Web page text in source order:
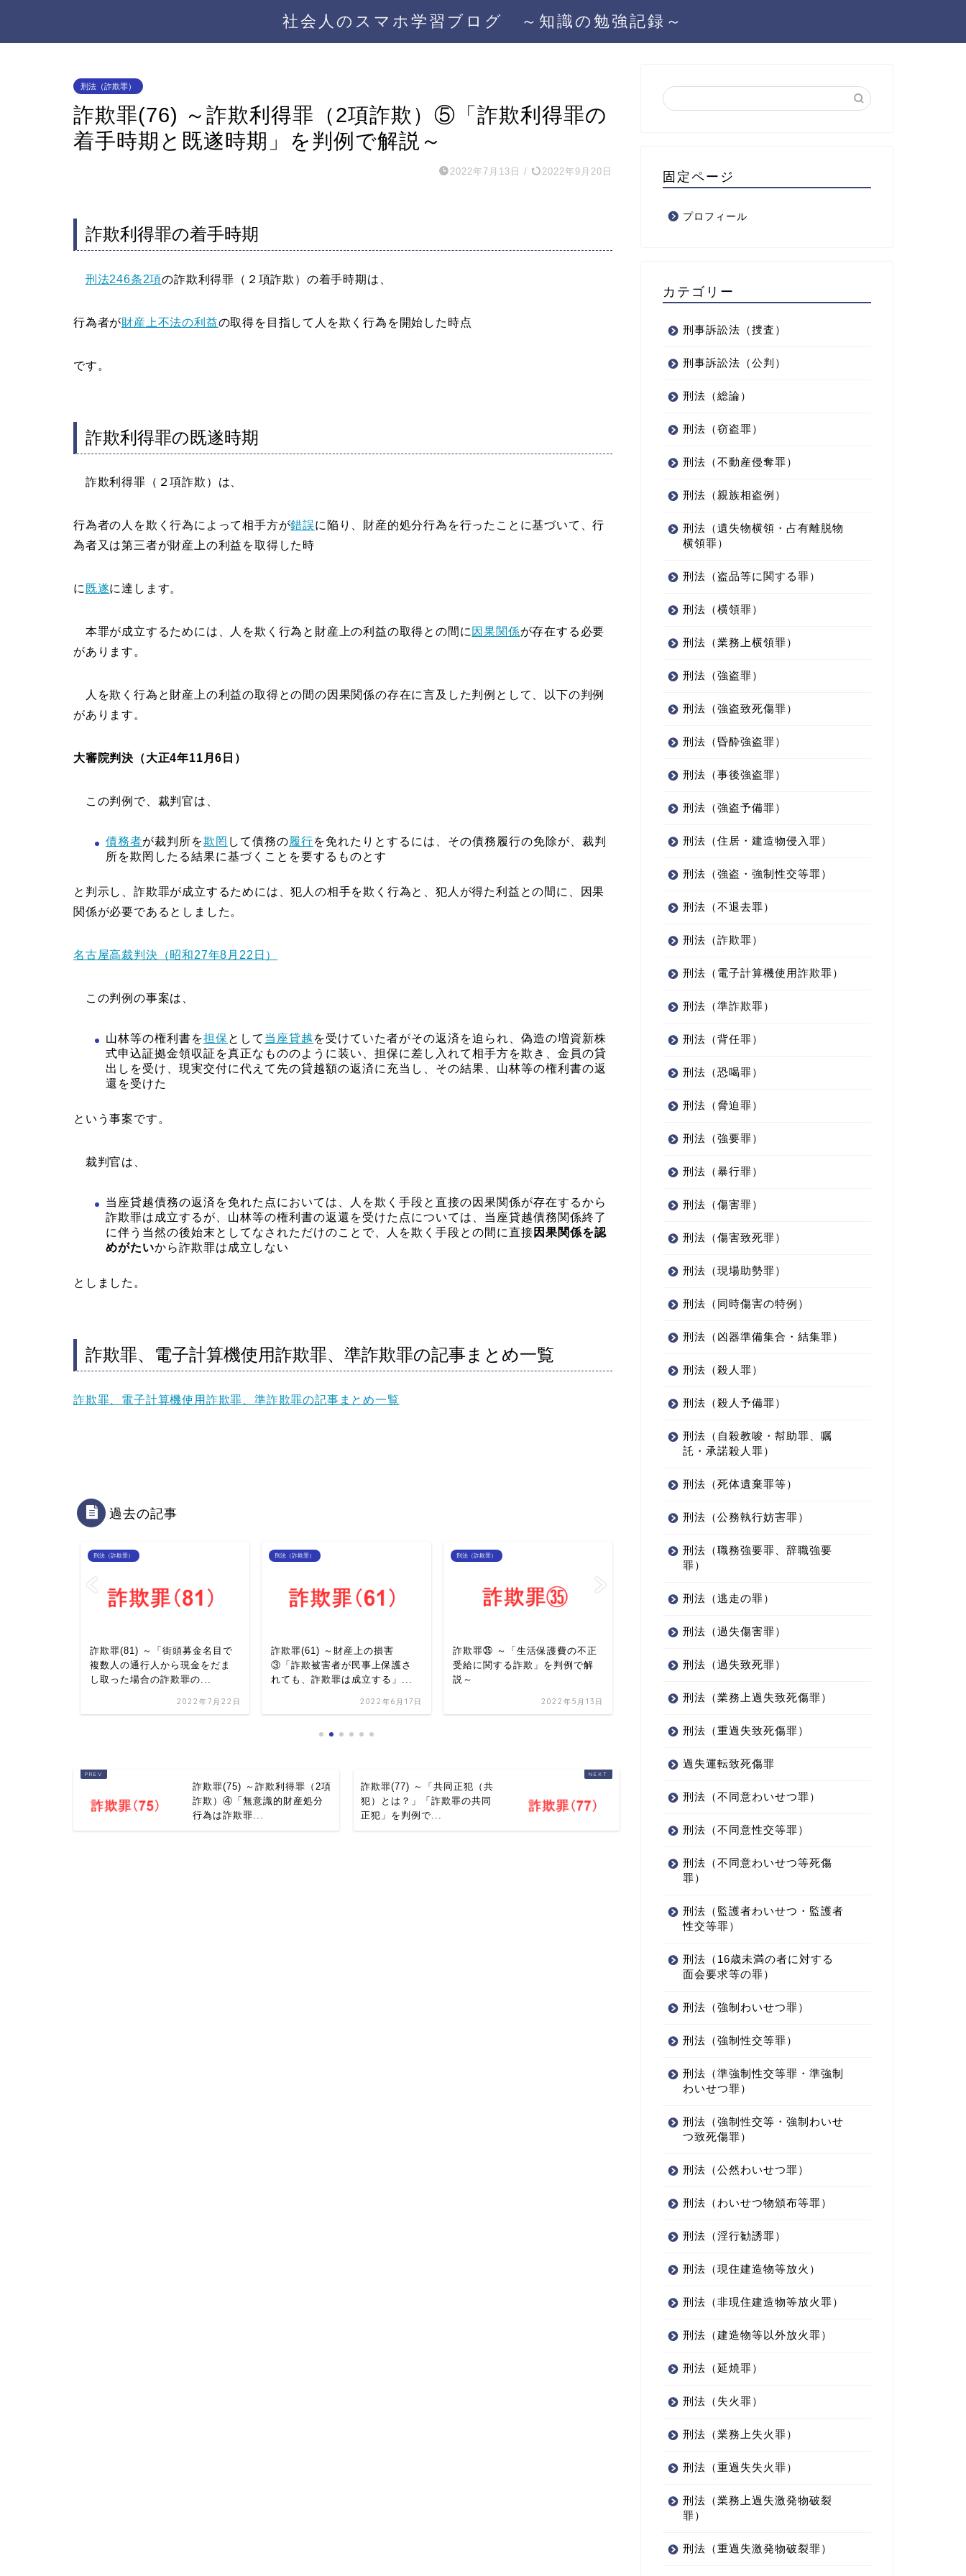
社会人のスマホ学習ブログ ～知識の勉強記録～
刑法（詐欺罪）
詐欺罪(76) ～詐欺利得罪（2項詐欺）⑤「詐欺利得罪の
着手時期と既遂時期」を判例で解説～
2022年7月13日 / 2022年9月20日
詐欺利得罪の着手時期
刑法246条2項の詐欺利得罪（２項詐欺）の着手時期は、
行為者が財産上不法の利益の取得を目指して人を欺く行為を開始した時点
です。
詐欺利得罪の既遂時期
詐欺利得罪（２項詐欺）は、
行為者の人を欺く行為によって相手方が錯誤に陥り、財産的処分行為を行ったことに基づいて、行
為者又は第三者が財産上の利益を取得した時
に 既遂に達します。
本罪が成立するためには、人を欺く行為と財産上の利益の取得との間に 因果関係が存在する必要
があります。
人を欺く行為と財産上の利益の取得との間の因果関係の存在に言及した判例として、以下の判例
があります。
大審院判決（大正4年11月6日）
この判例で、裁判官は、
債務者が裁判所を欺罔 して債務の履行を免れたりとするには、その債務履行の免除が、裁判
所を欺罔したる結果に基づくことを要するものとす
と判示し、詐欺罪が成立するためには、犯人の相手を欺く行為と、犯人が得た利益との間に、因果
関係が必要であるとしました。
名古屋高裁判決（昭和27年8月22日）
この判例の事案は、
山林等の権利書を担保 として 当座貸越 を受けていた者がその返済を迫られ、偽造の増資新株
式申込証拠金領収証を真正なもののように装い、担保に差し入れて相手方を欺き、金員の貸
出しを受け、現実交付に代えて先の貸越額の返済に充当し、その結果、山林等の権利書の返
還を受けた
という事案です。
裁判官は、
当座貸越債務の返済を免れた点においては、人を欺く手段と直接の因果関係が存在するから
詐欺罪は成立するが、山林等の権利書の返還を受けた点については、当座貸越債務関係終了
に伴う当然の後始末としてなされただけのことで、人を欺く手段との間に直接 因果関係を認
めがたいから詐欺罪は成立しない
としました。
詐欺罪、電子計算機使用詐欺罪、準詐欺罪の記事まとめ一覧
詐欺罪、電子計算機使用詐欺罪、準詐欺罪の記事まとめ一覧
過去の記事
刑法（詐欺罪）
詐欺罪(81) ～「街頭募金名目で
複数人の通行人から現金をだま
し取った場合の詐欺罪の...
2022年7月22日
刑法（詐欺罪）
詐欺罪(61) ～財産上の損害
③「詐欺被害者が民事上保護さ
れても、詐欺罪は成立する」...
2022年6月17日
刑法（詐欺罪）
詐欺罪㉟ ～「生活保護費の不正
受給に関する詐欺」を判例で解
説～
2022年5月13日
刑法（詐欺罪）
親族相盗例（親族間の犯罪に関
2022年8月7日
刑法（詐欺罪）
詐欺罪(75) ～詐欺利得罪（2項
詐欺）④「無意識的財産処分
行為は詐欺罪...
詐欺罪(77) ～「共同正犯（共
犯）とは？」「詐欺罪の共同
正犯」を判例で...
固定ページ
プロフィール
カテゴリー
刑事訴訟法（捜査）
刑事訴訟法（公判）
刑法（総論）
刑法（窃盗罪）
刑法（不動産侵奪罪）
刑法（親族相盗例）
刑法（遺失物横領・占有離脱物
横領罪）
刑法（盗品等に関する罪）
刑法（横領罪）
刑法（業務上横領罪）
刑法（強盗罪）
刑法（強盗致死傷罪）
刑法（昏酔強盗罪）
刑法（事後強盗罪）
刑法（強盗予備罪）
刑法（住居・建造物侵入罪）
刑法（強盗・強制性交等罪）
刑法（不退去罪）
刑法（詐欺罪）
刑法（電子計算機使用詐欺罪）
刑法（準詐欺罪）
刑法（背任罪）
刑法（恐喝罪）
刑法（脅迫罪）
刑法（強要罪）
刑法（暴行罪）
刑法（傷害罪）
刑法（傷害致死罪）
刑法（現場助勢罪）
刑法（同時傷害の特例）
刑法（凶器準備集合・結集罪）
刑法（殺人罪）
刑法（殺人予備罪）
刑法（自殺教唆・幇助罪、嘱
託・承諾殺人罪）
刑法（死体遺棄罪等）
刑法（公務執行妨害罪）
刑法（職務強要罪、辞職強要
罪）
刑法（逃走の罪）
刑法（過失傷害罪）
刑法（過失致死罪）
刑法（業務上過失致死傷罪）
刑法（重過失致死傷罪）
過失運転致死傷罪
刑法（不同意わいせつ罪）
刑法（不同意性交等罪）
刑法（不同意わいせつ等死傷
罪）
刑法（監護者わいせつ・監護者
性交等罪）
刑法（16歳未満の者に対する
面会要求等の罪）
刑法（強制わいせつ罪）
刑法（強制性交等罪）
刑法（準強制性交等罪・準強制
わいせつ罪）
刑法（強制性交等・強制わいせ
つ致死傷罪）
刑法（公然わいせつ罪）
刑法（わいせつ物頒布等罪）
刑法（淫行勧誘罪）
刑法（現住建造物等放火）
刑法（非現住建造物等放火罪）
刑法（建造物等以外放火罪）
刑法（延焼罪）
刑法（失火罪）
刑法（業務上失火罪）
刑法（重過失失火罪）
刑法（業務上過失激発物破裂
罪）
刑法（重過失激発物破裂罪）